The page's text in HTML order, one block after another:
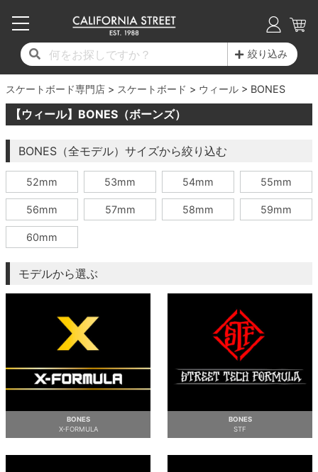
絞り込み
スケートボード専門店 スケートボード ウィール BONES
【ウィール】BONES（ボーンズ）
BONES（全モデル）サイズから絞り込む
52mm 53mm 54mm 55mm
56mm 57mm 58mm 59mm
60mm
モデルから選ぶ
BONES
X-FORMULA
BONES
STF
17時までのご注文は当日発送！
11,000円以上で送料無料！
毎月1日はポイント5倍！10日と20日は3倍！
コンプリートセット（完成品）
デッキ
17時までのご注文は当日発送！
11,000円以上で送料無料！
毎月1日はポイント5倍！10日と20日は3倍！
デッキ新着一覧
デッキブランド一覧（全てのデッキ）
サイズからデッキを選ぶ
子供用デッキ
7.0inch以下
7.2inch
7.5inch
7.6inch
7.7inch
8.0inch
8.1inch
8.2inch
トラック
17時までのご注文は当日発送！
11,000円以上で送料無料！
毎月1日はポイント5倍！10日と20日は3倍！
トラック新着一覧
トラックブランド一覧（全てのトラック）
適合デッキサイズから選ぶ
7.0inch以下
7.2inch
7.3inch
7.6inch
7.7inch
7.8inch
8.1inch
8.2inch
8.3inch
ウィール
17時までのご注文は当日発送！
11,000円以上で送料無料！
毎月1日はポイント5倍！10日と20日は3倍！
ウィール新着一覧
ウィールブランド一覧（全てのウィール）
ウィールをサイズから選ぶ
50mm
51mm
52mm
54mm
55mm
56mm
59mm
60mm
62mm
スピットファイヤー F4（フォーミュラフォ
ー）
ボーンズ STF（エスティーエフ）
パウエルペラルタ DF（ドラゴンフォーミュ
ラ）
ソフトウィール（クルーザー）
ベアリング
ボルト
パーツ・その他
足回りセット（トラック・ウィールセット）
ヘルメット・パッド
17時までのご注文は当日発送！
11,000円以上で送料無料！
毎月1日はポイント5倍！10日と20日は3倍！
シューズ新着一覧
シューズブランド一覧
シューズをサイズから選ぶ
20cm
21cm
22cm
23cm
23.5cm
24cm
25.5cm
26cm
26.5cm
サンダル
インソール
17時までのご注文は当日発送！
11,000円以上で送料無料！
毎月1日はポイント5倍！10日と20日は3倍！
Tシャツ
ロングスリーブTシャツ
ジャケット
パーカー
トレーナー・セーター
ショーツ
長袖ボタンシャツ
7分袖シャツ・ラグラン
半袖シャツ
17時までのご注文は当日発送！
11,000円以上で送料無料！
毎月1日はポイント5倍！10日と20日は3倍！
最新ブログ一覧
カテゴリー
17時までのご注文は当日発送！
11,000円以上で送料無料！
毎月1日はポイント5倍！10日と20日は3倍！
初心者の方へ
徹底解析
スタッフおすすめアイテム
ブランド紹介
スケートパーク情報
17時までのご注文は当日発送！
11,000円以上で送料無料！
毎月1日はポイント5倍！10日と20日は3倍！
店舗情報
ショップライダー紹介
スタッフ紹介
カリフォルニアストリートの歴史
求人情報
特定商取引法に基づく表記